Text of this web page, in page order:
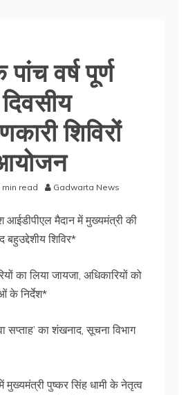
वर्ष पूर्ण
शिविरों
min read Gadwarta News
मैदान में मुख्यमंत्री की
शिविर*
का लिया जायजा, अधिकारियों को
के निर्देश*
सप्ताह’ का शंखनाद, सूचना विभाग
मुख्यमंत्री पुष्कर सिंह धामी के नेतृत्व